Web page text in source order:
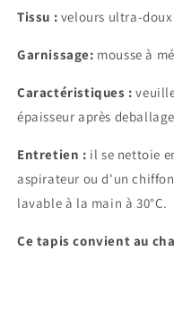
Tissu : velours ultra-doux
Garnissage: mousse à
Caractéristiques :
épaisseur après
Entretien : il se nettoie
aspirateur ou d'un
lavable à la main à 30°C.
Ce tapis convient au